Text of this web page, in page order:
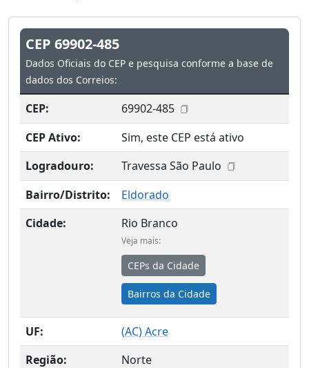
CEP 69902-485
Dados Oficiais do CEP e pesquisa conforme a base de
dados dos Correios:
CEP:
69902-485
CEP Ativo:
Sim, este CEP está ativo
Logradouro:
Travessa São Paulo
Bairro/Distrito:
Eldorado
Cidade:
Rio Branco
Veja mais:
CEPs da Cidade
Bairros da Cidade
UF: (AC) Acre
Região:
Norte